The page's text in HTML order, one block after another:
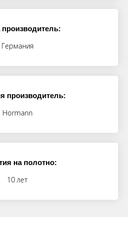
производитель:
Германия
производитель:
Hormann
на полотно:
10 лет